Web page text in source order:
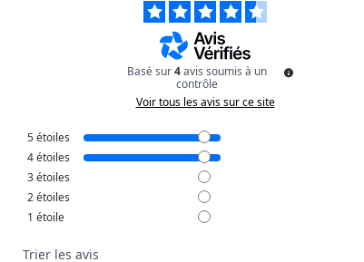
Basé sur4avis soumis à un
contrôle
Voir tous les avis sur ce site
5étoiles
4étoiles
3étoiles
2étoiles
1 étoile
Trier les avis